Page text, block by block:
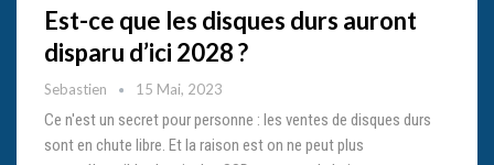
Est-ce que les disques durs auront
disparu d’ici 2028 ?
Sebastien 15 Mai, 2023
Ce n'est un secret pour personne : les ventes de disques durs
sont en chute libre. Et la raison est on ne peut plus